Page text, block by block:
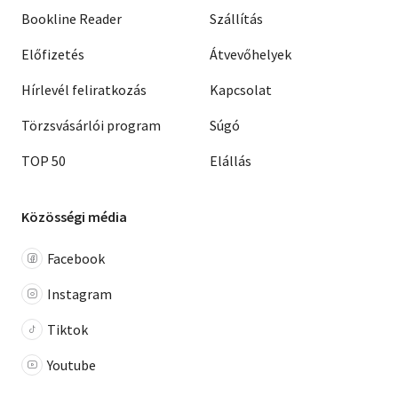
Bookline Reader
Előfizetés
Hírlevél feliratkozás
Törzsvásárlói program
TOP 50
Szállítás
Átvevőhelyek
Kapcsolat
Súgó
Elállás
Közösségi média
Facebook
Instagram
Tiktok
Youtube